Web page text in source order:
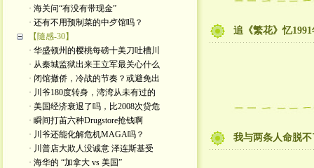
· 海关问“有没有带现金”
· 还有不用预制菜的中歺馆吗？
【隨感-30】
· 华盛顿州的樱桃每磅十美刀吐槽川
· 从秦城监狱出来王立军最关心什么
· 闭馆撤侨，冷战的节奏？或避免出
· 川爷180度转身，湾湾从未有过的
· 美国经济衰退了吗，比2008次贷危
· 瞬间打苖六种Drugstore抢钱啊
· 川爷还能化解危机MAGA吗？
· 川普店大欺人没诚意 泽连斯基受
· 海华的 “加拿大 vs 美国”
追《繁花》忆
我与两条人命脱